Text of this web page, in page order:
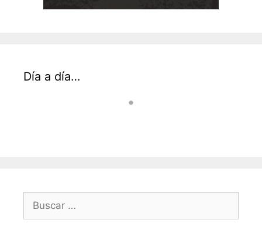
Día a día…
Buscar: